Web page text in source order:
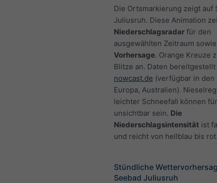
Die Ortsmarkierung zeigt auf
Juliusruh. Diese Animation
Niederschlagsradar für den
ausgewählten Zeitraum
Vorhersage. Orange Kreuze
Blitze an. Daten
nowcast.de (verfügbar in den
Europa, Australien).
leichter Schneefall können
unsichtbar sein. Die
Niederschlagsintensität ist
und reicht von hellblau bis
Stündliche
Seebad Juliusruh